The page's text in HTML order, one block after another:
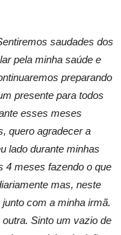
saudades dos
pela minha saúde e
preparando
presente para todos
esses meses
quero agradecer a
lado durante minhas
4 meses fazendo o que
mas, neste
com a minha irmã.
Sinto um vazio de